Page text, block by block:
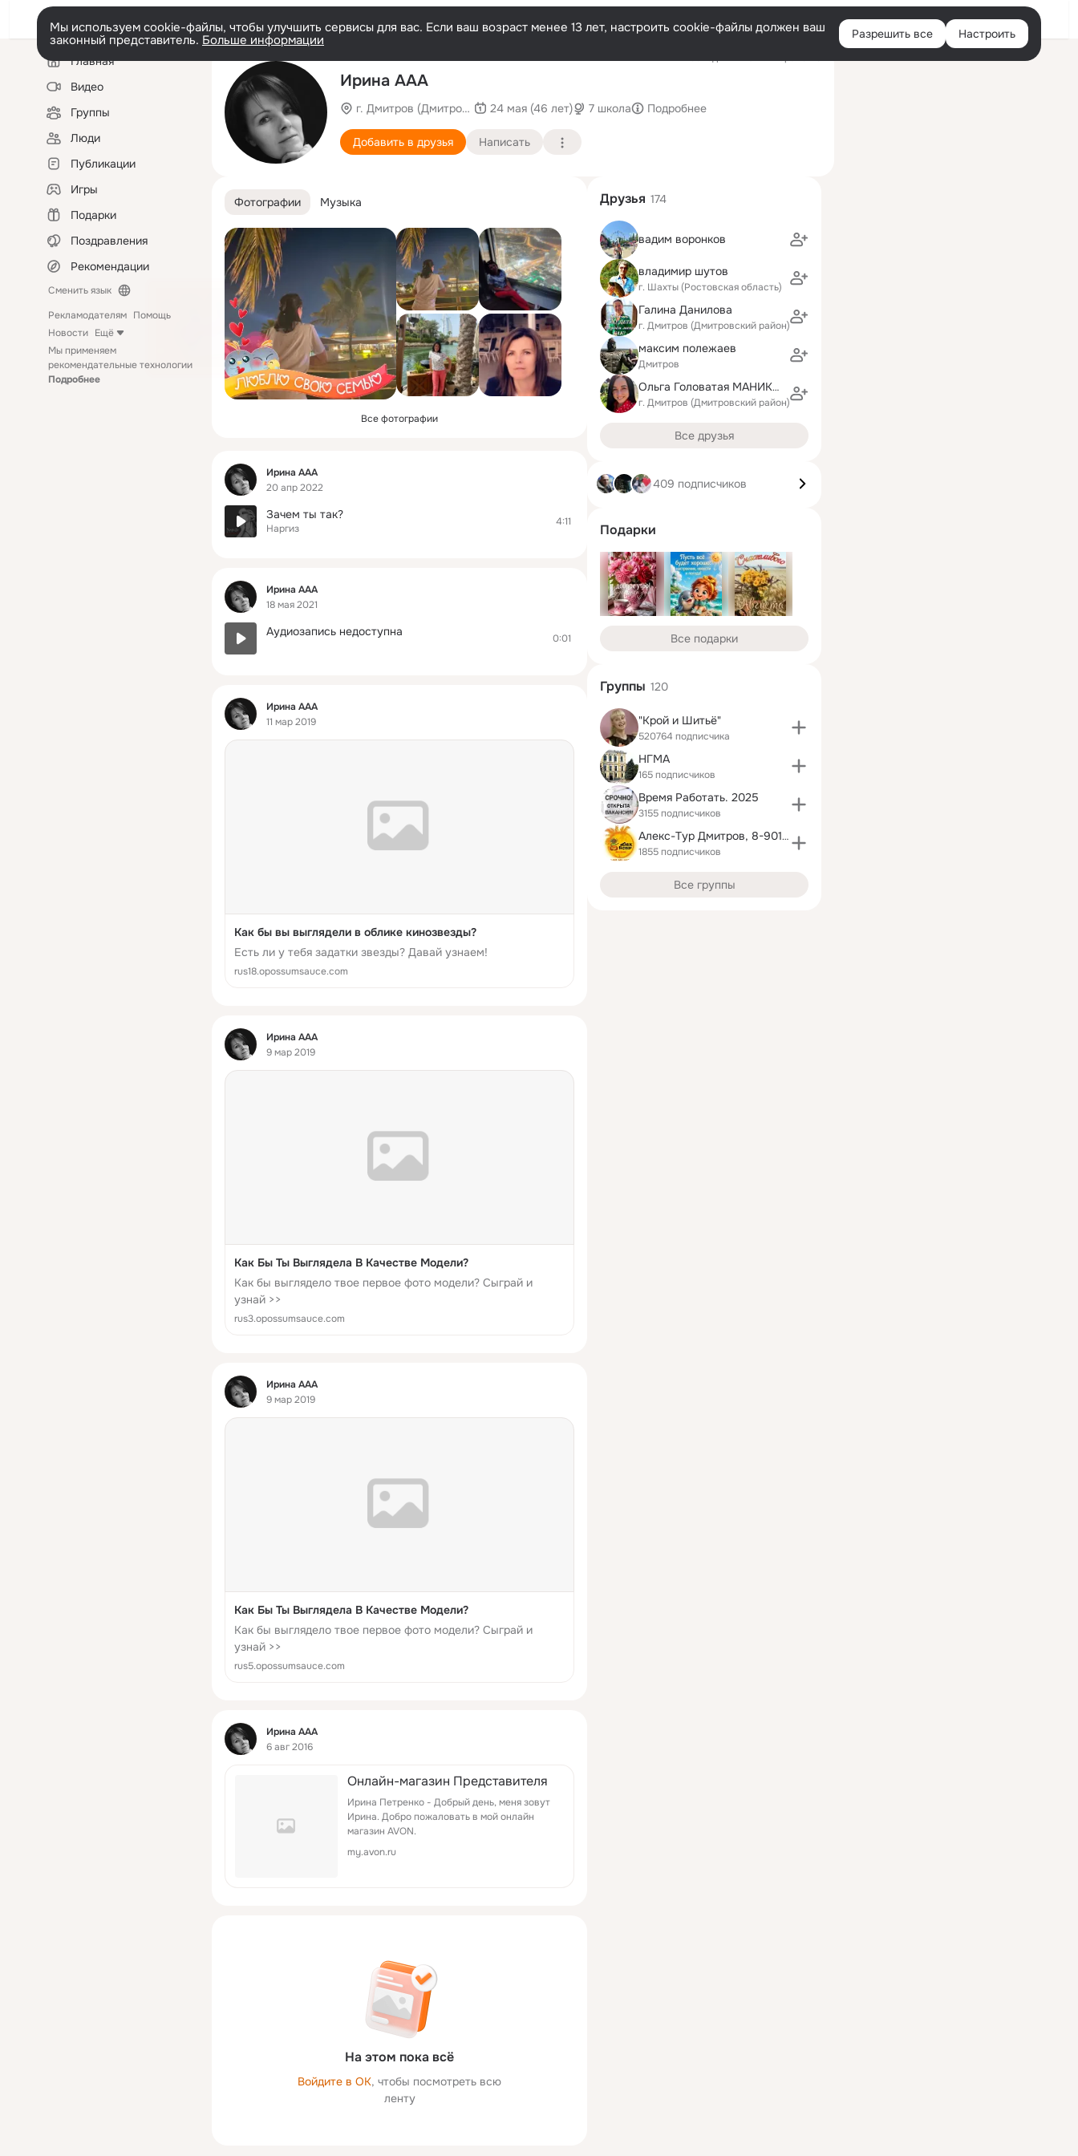
Войти
Мы используем cookie-файлы, чтобы улучшить сервисы для вас. Если ваш возраст менее 13 лет, настроить cookie-файлы должен ваш
законный представитель. Больше информации Разрешить все Настроить
Левая
колонкаГлавная
Видео
Группы
Люди
Публикации
Игры
Подарки
Поздравления
Рекомендации
Сменить язык
Рекламодателям Помощь
Новости Ещё
Мы применяем
рекомендательные технологии
Подробнее
Ирина ААА
г. Дмитров (Дмитровский район)24 мая (46 лет) 7 школа Подробнее
Добавить в друзья Написать
Фотографии Музыка
Все фотографии
Фид
Ирина ААА
20 апр 2022
Зачем ты так?
Наргиз
4:11
Фид
Ирина ААА
18 мая 2021
Аудиозапись недоступна 0:01
Фид
Ирина ААА
11 мар 2019
Как бы вы выглядели в облике кинозвезды?
Есть ли у тебя задатки звезды? Давай узнаем!
rus18.opossumsauce.com
Фид
Ирина ААА
9 мар 2019
Как Бы Ты Выглядела В Качестве Модели?
Как бы выглядело твое первое фото модели? Сыграй и
узнай >>
rus3.opossumsauce.com
Фид
Ирина ААА
9 мар 2019
Как Бы Ты Выглядела В Качестве Модели?
Как бы выглядело твое первое фото модели? Сыграй и
узнай >>
rus5.opossumsauce.com
Фид
Ирина ААА
6 авг 2016
Онлайн-магазин Представителя
Ирина Петренко - Добрый день, меня зовут
Ирина. Добро пожаловать в мой онлайн
магазин AVON.
my.avon.ru
На этом пока всё
Войдите в ОК, чтобы посмотреть всю
ленту
Друзья 174
вадим воронков
владимир шутов
г. Шахты (Ростовская область)
Галина Данилова
г. Дмитров (Дмитровский район)
максим полежаев
Дмитров
Ольга Головатая МАНИКЮР ТАТУАЖ
г. Дмитров (Дмитровский район)
Все друзья
409 подписчиков
Подарки
Все подарки
Группы 120
"Крой и Шитьё"
520764 подписчика
НГМА
165 подписчиков
Время Работать. 2025
3155 подписчиков
Алекс-Тур Дмитров, 8-901-544-03-34
1855 подписчиков
Все группы